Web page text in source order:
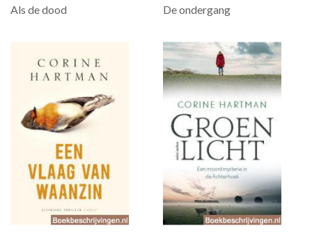
Als de dood De ondergang